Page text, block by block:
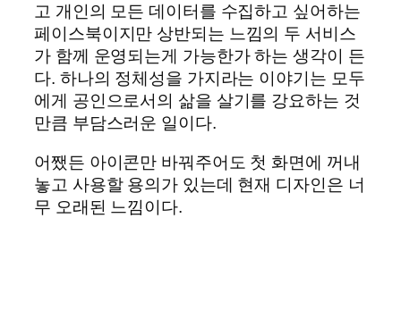
고 개인의 모든 데이터를 수집하고 싶어하는
페이스북이지만 상반되는 느낌의 두 서비스
가 함께 운영되는게 가능한가 하는 생각이 든
다. 하나의 정체성을 가지라는 이야기는 모두
에게 공인으로서의 삶을 살기를 강요하는 것
만큼 부담스러운 일이다.
어쨌든 아이콘만 바꿔주어도 첫 화면에 꺼내
놓고 사용할 용의가 있는데 현재 디자인은 너
무 오래된 느낌이다.